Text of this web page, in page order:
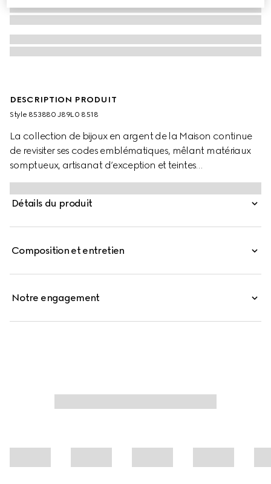
DESCRIPTION PRODUIT
Style ‎853880 J89L0 8518
La collection de bijoux en argent de la Maison continue
de revisiter ses codes emblématiques, mêlant matériaux
somptueux, artisanat d’exception et teintes
contemporaines — à l’image de ce collier orné d’un
détail bande Web cylindrique.
Détails du produit
Composition et entretien
Notre engagement